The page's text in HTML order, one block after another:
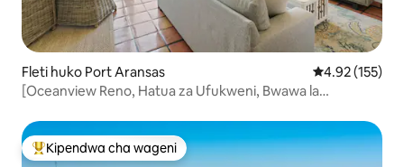
Fleti huko Port Aransas Ukadiriaji wa
4.92 (155)
[Oceanview Reno, Hatua za Ufukweni, Bwawa la
Kipendwa maarufu cha wageni
Kipendwa cha wageni